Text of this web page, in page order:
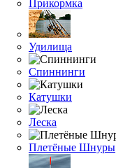
Прикормка
Удилища
Спиннинги
Катушки
Леска
Плетёные Шнуры